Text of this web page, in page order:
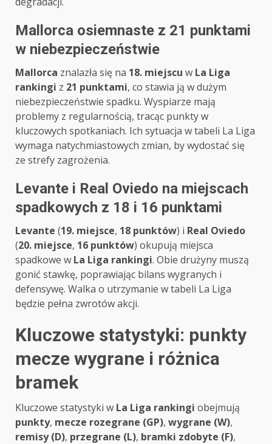
Mallorca osiemnaste z 21 punktami
w niebezpieczeństwie
Mallorca znalazła się na 18. miejscu w La Liga
rankingi z 21 punktami, co stawia ją w dużym
niebezpieczeństwie spadku. Wyspiarze mają
problemy z regularnością, tracąc punkty w
kluczowych spotkaniach. Ich sytuacja w tabeli La Liga
wymaga natychmiastowych zmian, by wydostać się
ze strefy zagrożenia.
Levante i Real Oviedo na miejscach
spadkowych z 18 i 16 punktami
Levante (19. miejsce, 18 punktów) i Real Oviedo
(20. miejsce, 16 punktów) okupują miejsca
spadkowe w La Liga rankingi. Obie drużyny muszą
gonić stawkę, poprawiając bilans wygranych i
defensywę. Walka o utrzymanie w tabeli La Liga
będzie pełna zwrotów akcji.
Kluczowe statystyki: punkty
mecze wygrane i różnica
bramek
Kluczowe statystyki w La Liga rankingi obejmują
punkty, mecze rozegrane (GP), wygrane (W),
remisy (D), przegrane (L), bramki zdobyte (F),